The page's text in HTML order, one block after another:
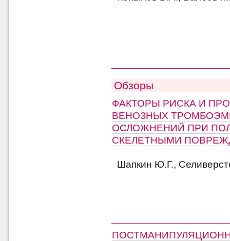
Обзоры
ФАКТОРЫ РИСКА И
ВЕНОЗНЫХ
ОСЛОЖНЕНИЙ ПРИ
СКЕЛЕТНЫМИ
Шапкин Ю.Г.,